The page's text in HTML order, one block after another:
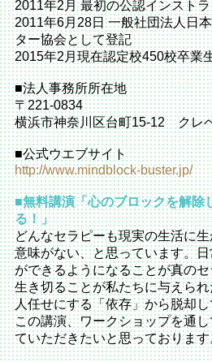
2011年2月 最初の公認インスト
2011年6月28日 一般社団法人日
ター協会として登記
2015年2月現在認定校450校卒業
■法人事務所所在地
〒221-0834
横浜市神奈川区台町15-12 クレ
■公式ウエブサイト
http://www.mindblock-buster.jp/
■無料講演「心のブロックを解除
る！」
どんなセラピーも現実の生活に
意味がない、と思っています。
ができるようになることが真の
生き切ることが私たちに与えら
人任せにする「依存」から脱却
この講演、ワークショップを通
ていただきたいと思っております